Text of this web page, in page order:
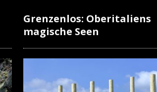
Grenzenlos: Oberitaliens
magische Seen